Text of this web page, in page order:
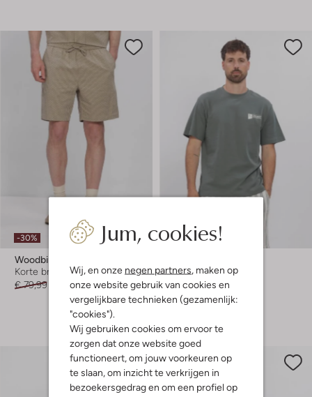
Jum, cookies!
Wij, en onze negen partners , maken op
onze website gebruik van cookies en
vergelijkbare technieken (gezamenlijk:
"cookies").
Wij gebruiken cookies om ervoor te
zorgen dat onze website goed
functioneert, om jouw voorkeuren op
te slaan, om inzicht te verkrijgen in
bezoekersgedrag en om een profiel op
-30%
Woodbird
Korte broek
€ 79,99
€ 55,99
-40%
T-shirt
€ 49,99 € 29,99